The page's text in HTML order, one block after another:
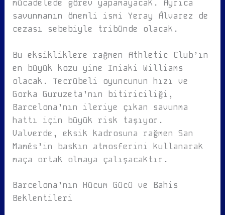
mücadelede görev yapamayacak. Ayrıca
savunmanın önemli ismi Yeray Álvarez de
cezası sebebiyle tribünde olacak.
Bu eksikliklere rağmen Athletic Club’ın
en büyük kozu yine Iniaki Williams
olacak. Tecrübeli oyuncunun hızı ve
Gorka Guruzeta’nın bitiriciliği,
Barcelona’nın ileriye çıkan savunma
hattı için büyük risk taşıyor.
Valverde, eksik kadrosuna rağmen San
Mamés’in baskın atmosferini kullanarak
maça ortak olmaya çalışacaktır.
Barcelona’nın Hücum Gücü ve Bahis
Beklentileri